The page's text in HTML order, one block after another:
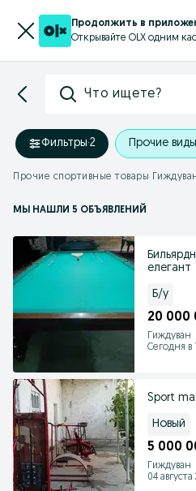
Продолжить в
Открывайте OLX одним
Что ищете?
Фильтры·2 Прочие
Прочие спортивные товары
МЫ НАШЛИ 5 ОБЪЯВЛЕНИЙ
елегант
Б/у
20 000
Гиждуван
Сегодня в
Sport
Новый
5 000
Гиждуван
04 августа